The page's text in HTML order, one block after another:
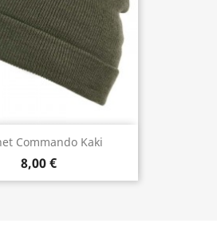
Commando Kaki
8,00 €